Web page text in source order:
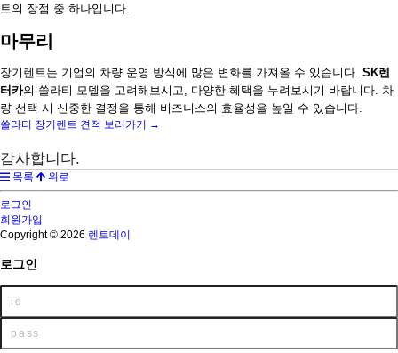
트의 장점 중 하나입니다.
마무리
장기렌트는 기업의 차량 운영 방식에 많은 변화를 가져올 수 있습니다. SK렌
터카의 쏠라티 모델을 고려해보시고, 다양한 혜택을 누려보시기 바랍니다. 차
량 선택 시 신중한 결정을 통해 비즈니스의 효율성을 높일 수 있습니다.
쏠라티 장기렌트 견적 보러가기 →
감사합니다.
목록 위로
로그인
회원가입
Copyright © 2026 렌트데이
로그인